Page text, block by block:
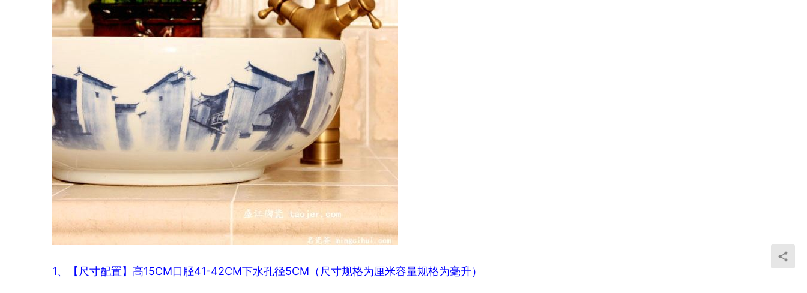
1、【尺寸配置】高15CM口 胫41-42CM下水孔径5CM（尺寸规格为厘米容量规格为毫升）